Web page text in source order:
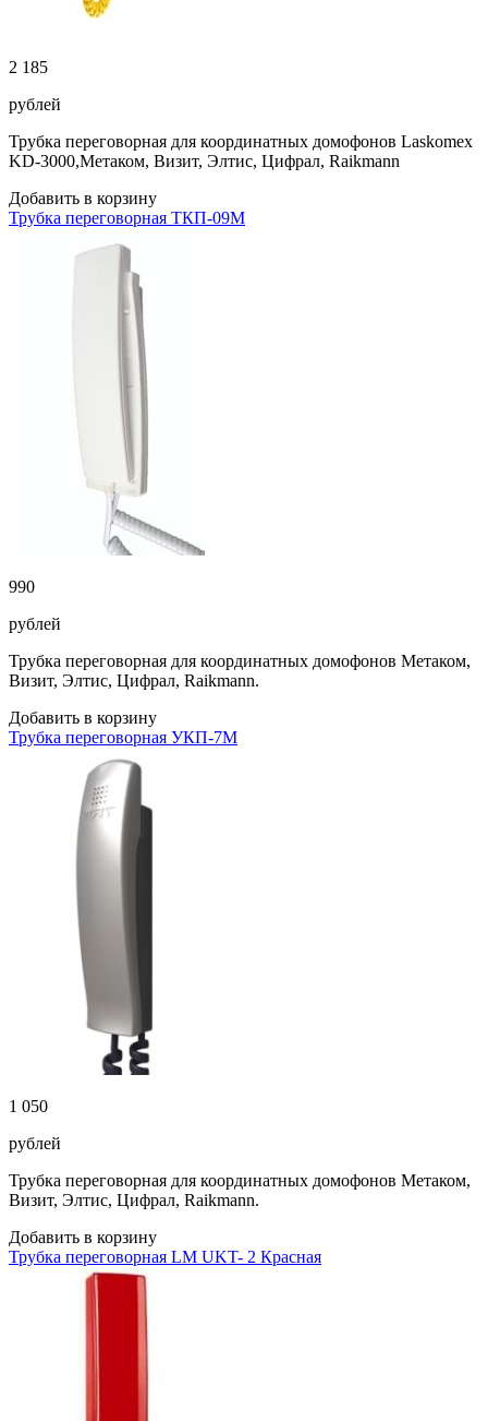
2 185
рублей
Трубка переговорная для координатных домофонов Laskomex
KD-3000,Метаком, Визит, Элтис, Цифрал, Raikmann
Добавить в корзину
Трубка переговорная ТКП-09М
990
рублей
Трубка переговорная для координатных домофонов Метаком,
Визит, Элтис, Цифрал, Raikmann.
Добавить в корзину
Трубка переговорная УКП-7M
1 050
рублей
Трубка переговорная для координатных домофонов Метаком,
Визит, Элтис, Цифрал, Raikmann.
Добавить в корзину
Трубка переговорная LM UKT- 2 Красная